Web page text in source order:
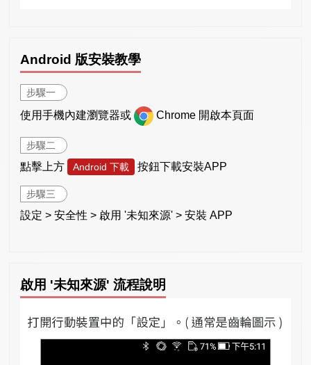
Android 版安裝教學
步驟一
使用手機內建瀏覽器或 Chrome 開啟本頁面
步驟二
點擊上方 Android 下載 按鈕下載安裝APP
步驟三
設定 > 安全性 > 啟用 '未知來源' > 安裝 APP
啟用 '未知來源' 流程說明